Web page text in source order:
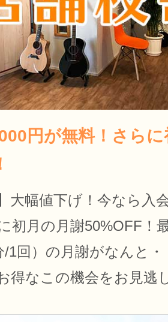
円が無料！さら
大幅値下げ！今なら入
初月の月謝50%OFF！
/1回）の月謝がなんと
得なこの機会をお見逃